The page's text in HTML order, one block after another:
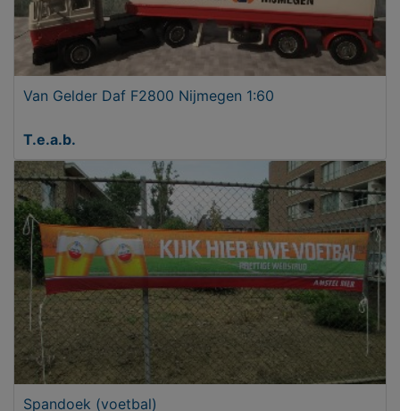
Van Gelder Daf F2800 Nijmegen 1:60
T.e.a.b.
Spandoek (voetbal)